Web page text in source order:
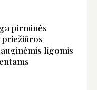
pirminės
priežiūros
ligomis